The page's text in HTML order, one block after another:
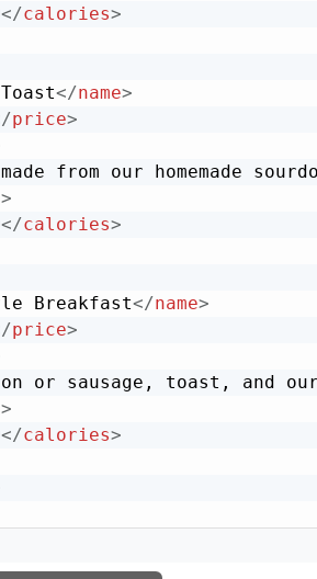
</calories>
</name>
price>
from our homemade
>
</calories>
Breakfast</name>
price>
or sausage, toast, and
>
</calories>